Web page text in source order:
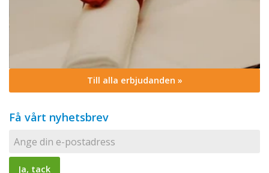
Till alla erbjudanden »
Få vårt nyhetsbrev